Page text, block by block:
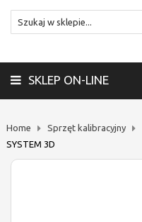
SKLEP ON-LINE
Home Sprzęt kalibracyjny
SYSTEM 3D